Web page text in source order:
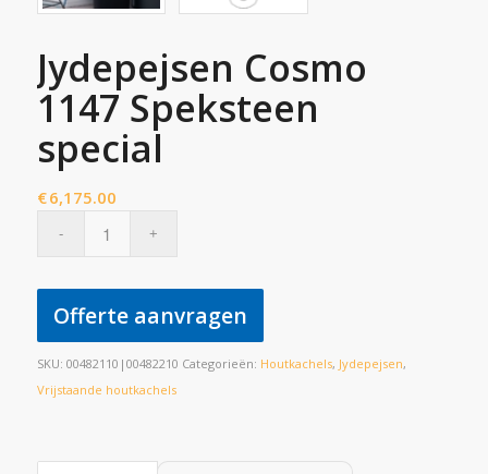
Jydepejsen Cosmo
1147 Speksteen
special
€6,175.00
Offerte aanvragen
SKU: 00482110|00482210 Categorieën: Houtkachels, Jydepejsen,
Vrijstaande houtkachels